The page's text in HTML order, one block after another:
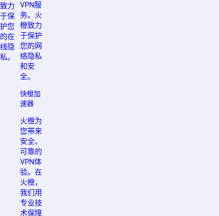
致力
于保
护您
的在
线隐
私。
VPN服
务。火
橙致力
于保护
您的网
络隐私
和安
全。
快橙加
速器
火橙为
您带来
安全、
可靠的
VPN体
验。在
火橙，
我们用
专业技
术保障